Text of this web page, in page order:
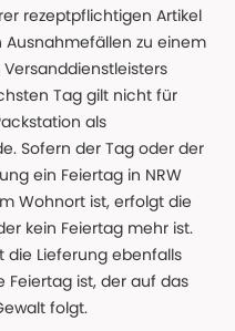
rezeptpflichtigen Artikel
zu einem
Tag gilt nicht für
als
Sofern der Tag oder der
ein Feiertag in NRW
Wohnort ist, erfolgt die
kein Feiertag mehr ist.
die Lieferung ebenfalls
Feiertag ist, der auf das
folgt.